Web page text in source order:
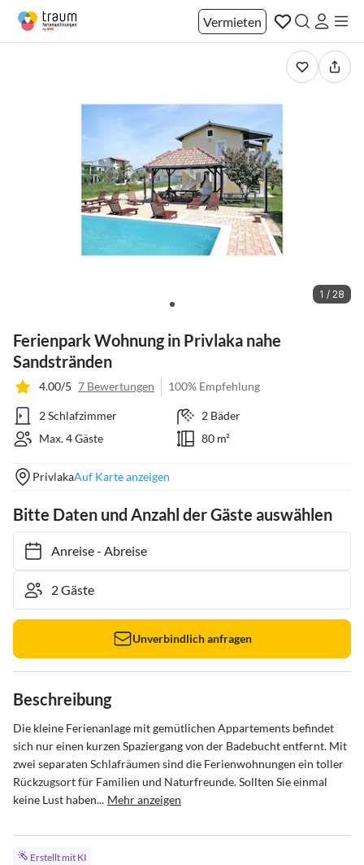
Vermieten
1 / 28
Ferienpark Wohnung in Privlaka nahe
Sandstränden
4.00/5 7 Bewertungen 100% Empfehlung
2 Schlafzimmer
2 Bäder
Max. 4 Gäste
80 m²
PrivlakaAuf Karte anzeigen
Bitte Daten und Anzahl der Gäste auswählen
Anreise- Abreise
Unverbindlich anfragen
Beschreibung
Die kleine Ferienanlage mit gemütlichen Appartements befindet
sich nur einen kurzen Spaziergang von der Badebucht entfernt. Mit
zwei separaten Schlafräumen sind die Ferienwohnungen ein toller
Rückzugsort für Familien und Naturfreunde. Sollten Sie einmal
keine Lust haben... Mehr anzeigen
Erstellt mit KI